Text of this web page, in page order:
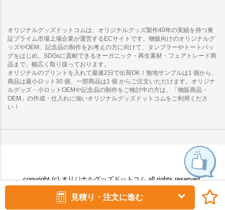
見積り・注文に進む
オリジナルグッズドットコムは、オリジナルグッズ製作40年の実績を持つ東
証プライム市場上場企業が運営するECサイトです。物販向けのオリジナルグ
ッズやOEM、記念品の制作をお考えの方に向けて、タンブラーやトートバッ
グをはじめ、SDGsに貢献できるオーガニック・再生素材・フェアトレード商
品まで、幅広く取り扱っております。
オリジナルのプリントを入れて最速2日で出荷OK！無地サンプルは1 個から、
商品は最小ロット30 個、一部商品は1 個 からご注文いただけます。オリジナ
ルグッズ・小ロットOEMや記念品の制作をご検討中の方は、「物販商品・
OEM」の作成・仕入れに強いオリジナルグッズドットコムをご利用くださ
い！
copyright (c) オリジナルグッズドットコム all rights reserved.